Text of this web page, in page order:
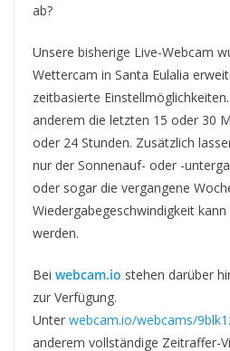
ab?
Unsere bisherige Live-Webcam
Wettercam in Santa Eulalia
zeitbasierte
anderem die letzten 15 oder 30
oder 24 Stunden. Zusätzlich
nur der Sonnenauf- oder -
oder sogar die vergangene
Wiedergabegeschwindigkeit
werden.
Bei webcam.io stehen darüber
zur Verfügung.
Unter webcam.io/webcams/
anderem vollständige Zeitraffer-